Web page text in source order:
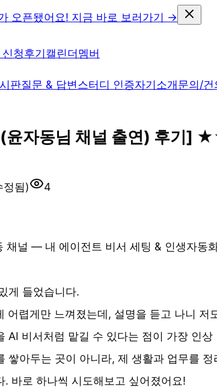
오픈됐어요! 지금 바로 보러가기 →
청후기캘린더멤버
판질문 & 답변스터디 인증자기소개문의/건
(윤자동님 채널 출연) 후
정됨)
4
채널 — 내 에이전트 비서 세팅 & 인생자동
게 들었습니다.
어렵게만 느껴졌는데, 설명을 듣고 나니
AI 비서처럼 맡길 수 있다는 점이 가장 인상
쌓아두는 곳이 아니라, 제 생활과 업무를
. 바로 하나씩 시도해보고 싶어졌어요!